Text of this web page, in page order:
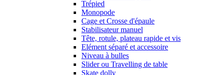
Trépied
Monopode
Cage et Crosse d'épaule
Stabilisateur manuel
Tête, rotule, plateau rapide et vis
Elément séparé et accessoire
Niveau à bulles
Slider ou Travelling de table
Skate dolly